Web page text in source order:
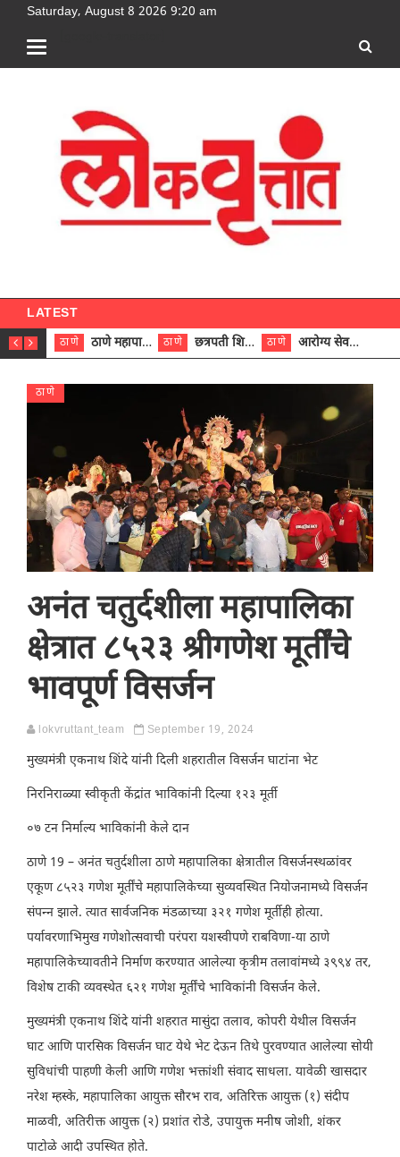
Saturday, August 8 2026 9:20 am
LATEST
ठाणे ठाणे महापालिकेच्या नऊ प्रभाग समित्यांवर अध्यक्ष विराजमान ठाणे छत्रपती शिवाजी महाराज रुग्णालयात दुर्मिळ ट्युमरची यशस्वी शस्त्रक्रिया ठाणे आरोग्य सेवक (पुरुष) पदावरून ११ कर्मचाऱ्यांना आरोग्य सहाय्यक (पुरुष) पदावर पदोन्नती; मुख्य कार्यकारी अधिकारी रणजित यादव यांच्या हस्ते आदेश वितरण
ठाणे
अनंत चतुर्दशीला महापालिका
क्षेत्रात ८५२३ श्रीगणेश मूर्तींचे
भावपूर्ण विसर्जन
lokvruttant_team September 19, 2024
मुख्यमंत्री एकनाथ शिंदे यांनी दिली शहरातील विसर्जन घाटांना भेट
निरनिराळ्या स्वीकृती केंद्रांत भाविकांनी दिल्या १२३ मूर्ती
०७ टन निर्माल्य भाविकांनी केले दान
ठाणे 19 – अनंत चतुर्दशीला ठाणे महापालिका क्षेत्रातील विसर्जनस्थळांवर
एकूण ८५२३ गणेश मूर्तींचे महापालिकेच्या सुव्यवस्थित नियोजनामध्ये विसर्जन
संपन्न झाले. त्यात सार्वजनिक मंडळाच्या ३२१ गणेश मूर्तीही होत्या.
पर्यावरणाभिमुख गणेशोत्सवाची परंपरा यशस्वीपणे राबविणा-या ठाणे
महापालिकेच्यावतीने निर्माण करण्यात आलेल्या कृत्रीम तलावांमध्ये ३९९४ तर,
विशेष टाकी व्यवस्थेत ६२१ गणेश मूर्तींचे भाविकांनी विसर्जन केले.
मुख्यमंत्री एकनाथ शिंदे यांनी शहरात मासुंदा तलाव, कोपरी येथील विसर्जन
घाट आणि पारसिक विसर्जन घाट येथे भेट देऊन तिथे पुरवण्यात आलेल्या सोयी
सुविधांची पाहणी केली आणि गणेश भक्तांशी संवाद साधला. यावेळी खासदार
नरेश म्हस्के, महापालिका आयुक्त सौरभ राव, अतिरिक्त आयुक्त (१) संदीप
माळवी, अतिरीक्त आयुक्त (२) प्रशांत रोडे, उपायुक्त मनीष जोशी, शंकर
पाटोळे आदी उपस्थित होते.